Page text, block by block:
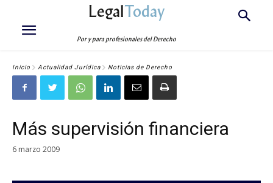
LegalToday
Por y para profesionales del Derecho
Inicio Actualidad Jurídica Noticias de Derecho
Más supervisión financiera
6 marzo 2009